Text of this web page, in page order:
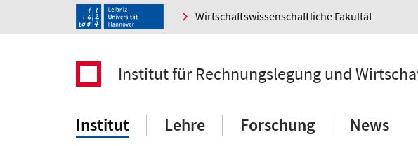
Wirtschaftswissenschaftliche Fakultät
Institut für Rechnungslegung und
Institut Lehre Forschung News